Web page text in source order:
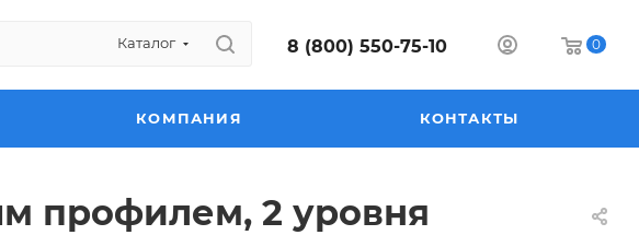
Каталог 8 (800) 550-75-10 0
КОМПАНИЯ КОНТАКТЫ
профилем, 2 уровня